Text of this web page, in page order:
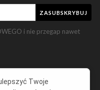
ZASUBSKRYBUJ
i nie przegap nawet
Twoje